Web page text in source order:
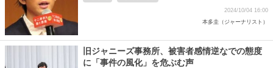
2024/10/04 16:00
本多圭（ジャーナリスト）
旧ジャニーズ事務所、被害者感情逆なでの態度
に「事件の風化」を危ぶむ声